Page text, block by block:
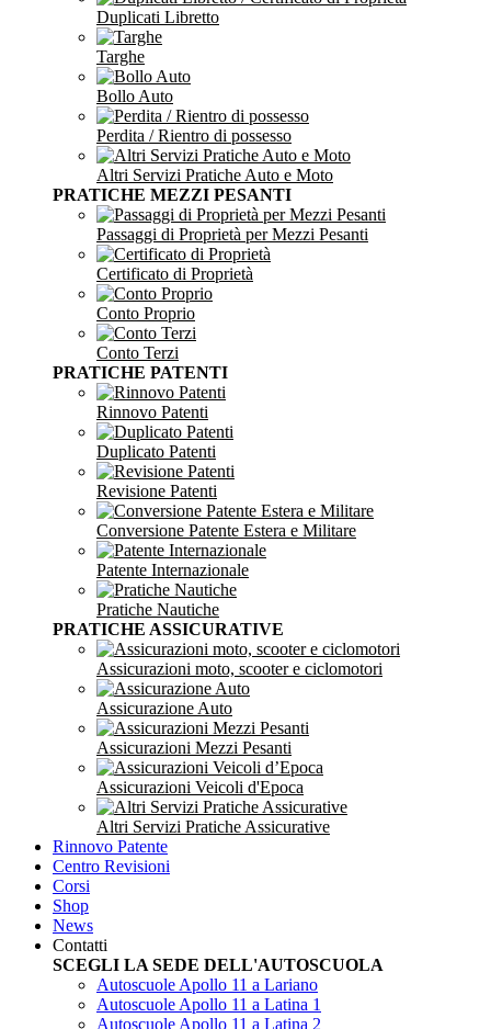
Duplicati Libretto
Targhe
Bollo Auto
Perdita / Rientro di possesso
Altri Servizi Pratiche Auto e Moto
PRATICHE MEZZI PESANTI
Passaggi di Proprietà per Mezzi Pesanti
Certificato di Proprietà
Conto Proprio
Conto Terzi
PRATICHE PATENTI
Rinnovo Patenti
Duplicato Patenti
Revisione Patenti
Conversione Patente Estera e Militare
Patente Internazionale
Pratiche Nautiche
PRATICHE ASSICURATIVE
Assicurazioni moto, scooter e ciclomotori
Assicurazione Auto
Assicurazioni Mezzi Pesanti
Assicurazioni Veicoli d'Epoca
Altri Servizi Pratiche Assicurative
Rinnovo Patente
Centro Revisioni
Corsi
Shop
News
Contatti
SCEGLI LA SEDE DELL'AUTOSCUOLA
Autoscuole Apollo 11 a Lariano
Autoscuole Apollo 11 a Latina 1
Autoscuole Apollo 11 a Latina 2